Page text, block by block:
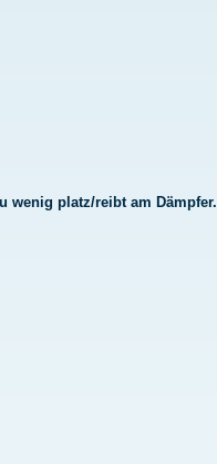
wenig platz/reibt am Dämpfer.